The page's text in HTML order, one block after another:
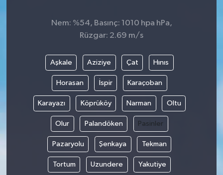
Nem: %54, Basınç: 1010 hpa hPa,
Rüzgar: 2.69 m/s
Aşkale Aziziye Çat Hınıs
Horasan İspir Karaçoban
Karayazı Köprüköy Narman Oltu
Olur Palandöken Pasinler
Pazaryolu Şenkaya Tekman
Tortum Uzundere Yakutiye